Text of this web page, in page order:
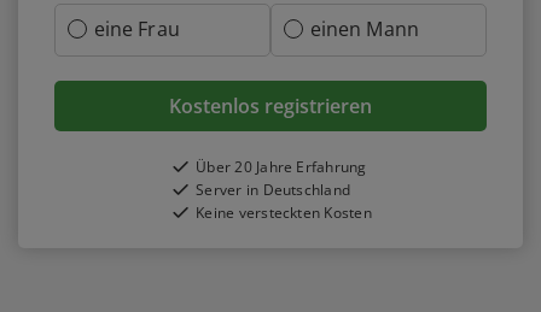
eine Frau
einen Mann
Kostenlos registrieren
Über 20 Jahre Erfahrung
Server in Deutschland
Keine versteckten Kosten